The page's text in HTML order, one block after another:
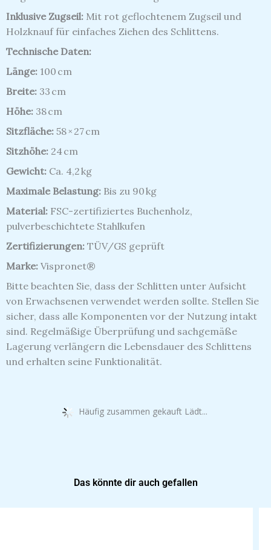
Inklusive Zugseil: Mit rot geflochtenem Zugseil und
Holzknauf für einfaches Ziehen des Schlittens.​
Technische Daten:
Länge: 100 cm​
Breite: 33 cm​
Höhe: 38 cm​
Sitzfläche: 58 × 27 cm​
Sitzhöhe: 24 cm​
Gewicht: Ca. 4,2 kg​
Maximale Belastung: Bis zu 90 kg
Material: FSC-zertifiziertes Buchenholz,
pulverbeschichtete Stahlkufen
Zertifizierungen: TÜV/GS geprüft
Marke: Vispronet®
Bitte beachten Sie, dass der Schlitten unter Aufsicht
von Erwachsenen verwendet werden sollte. Stellen Sie
sicher, dass alle Komponenten vor der Nutzung intakt
sind. Regelmäßige Überprüfung und sachgemäße
Lagerung verlängern die Lebensdauer des Schlittens
und erhalten seine Funktionalität.
Häufig zusammen gekauft Lädt...
Das könnte dir auch gefallen